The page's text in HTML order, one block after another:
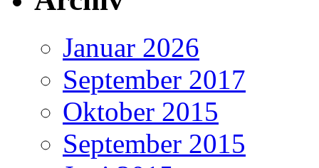
Januar 2026
September 2017
Oktober 2015
September 2015